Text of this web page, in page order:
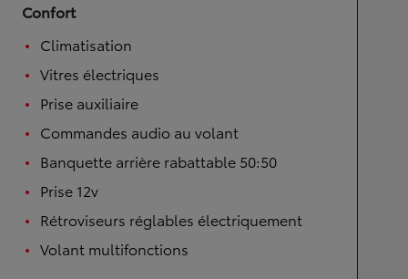
Confort
Climatisation
Vitres électriques
Prise auxiliaire
Commandes audio au volant
Banquette arrière rabattable 50:50
Prise 12v
Rétroviseurs réglables électriquement
Volant multifonctions